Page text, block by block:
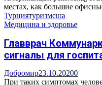
местах, как большие
Турциятуризмсша
Медицина и здоровье
Главврач
сигналы для
Добромир23.10.20200
При таких симптомах